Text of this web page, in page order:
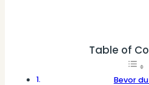
Table of
Bevor